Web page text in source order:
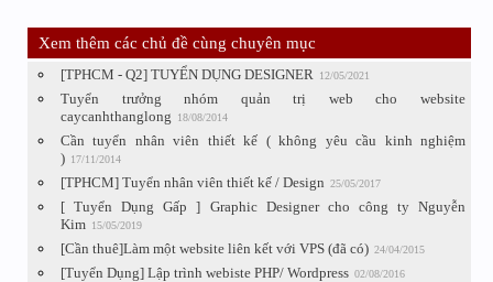
Xem thêm các chủ đề cùng chuyên mục
[TPHCM - Q2] TUYỂN DỤNG DESIGNER 12/05/2021
Tuyển trưởng nhóm quản trị web cho website
caycanhthanglong
18/08/2014
Cần tuyển nhân viên thiết kế ( không yêu cầu kinh nghiệm
) 17/11/2014
[TPHCM] Tuyển nhân viên thiết kế / Design 25/05/2017
[ Tuyển Dụng Gấp ] Graphic Designer cho công ty Nguyễn
Kim 15/05/2019
[Cần thuê]Làm một website liên kết với VPS (đã có) 24/04/2015
[Tuyển Dụng] Lập trình webiste PHP/ Wordpress 02/08/2016